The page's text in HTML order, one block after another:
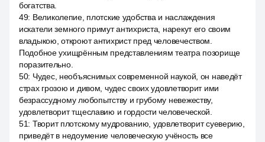
богатства.
49: Великолепие, плотские удобства и наслаждения
искатели земного примут антихриста, нарекут его своим
владыкою, откроют антихрист пред человечеством.
Подобное ухищрённым представлениям театра позорище
поразительно.
50: Чудес, необъяснимых современной наукой, он наведёт
страх грозою и дивом, чудес своих удовлетворит ими
безрассудному любопытству и грубому невежеству,
удовлетворит тщеславию и гордости человеческой.
51: Творит плотскому мудрованию, удовлетворит суеверию,
приведёт в недоумение человеческую учёность все